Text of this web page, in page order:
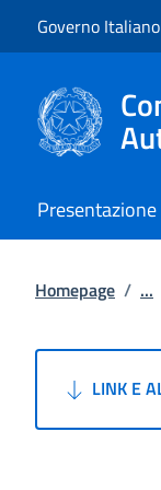
Governo Italiano
Presentazione
Homepage / ...
LINK E